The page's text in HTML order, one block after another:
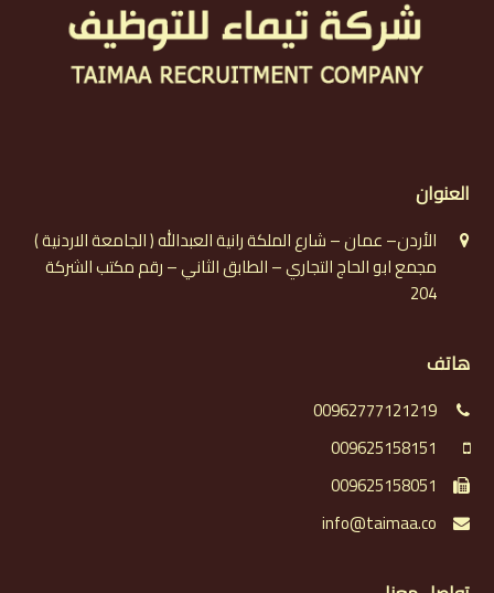
العنوان
الأردن– عمان – شارع الملكة رانية العبدالله ( الجامعة الاردنية )
مجمع ابو الحاج التجاري – الطابق الثاني – رقم مكتب الشركة
204
هاتف
00962777121219
009625158151
009625158051
info@taimaa.co